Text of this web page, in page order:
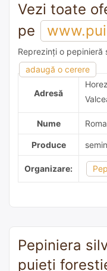
Vezi toate
pe
Reprezinți o pepinieră
adaugă o cerere
adaugă o recomandare
Adresă
Nume
Produce
Organizare:
Pepiniera
puieți